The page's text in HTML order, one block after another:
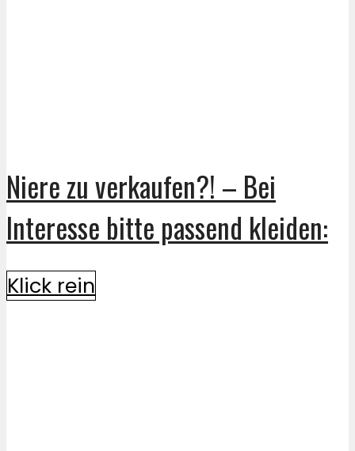
Niere zu verkaufen?! – Bei
Interesse bitte passend kleiden:
Klick rein